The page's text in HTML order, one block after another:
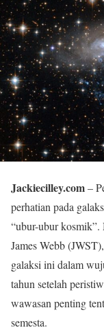
Jackiecilley.com–
perhatian pada
“ubur-ubur
James Webb
galaksi ini dalam
tahun setelah
wawasan penting
semesta.